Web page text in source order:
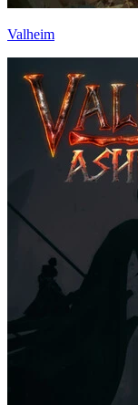
Valheim